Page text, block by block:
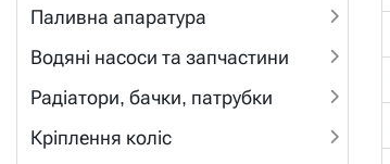
Паливна апаратура
Водяні насоси та запчастини
Радіатори, бачки, патрубки
Кріплення коліс